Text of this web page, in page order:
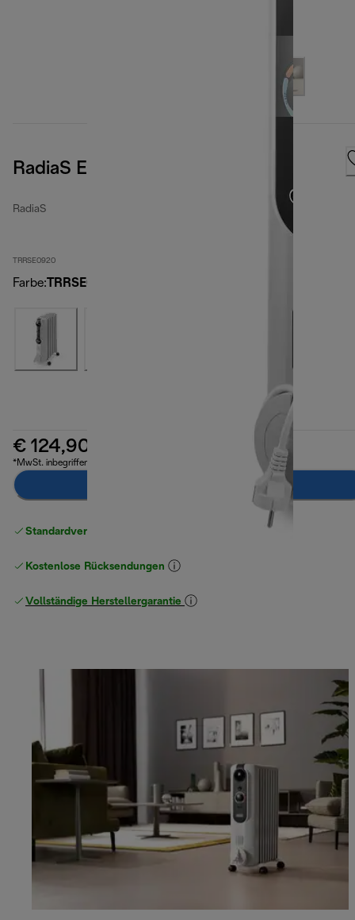
RadiaS Easytronic
RadiaS
TRRSE0920
Farbe: TRRSE0920
€ 124,90
*MwSt. inbegriffen
Standardversand kostenlos
Kostenlose Rücksendungen
Vollständige Herstellergarantie